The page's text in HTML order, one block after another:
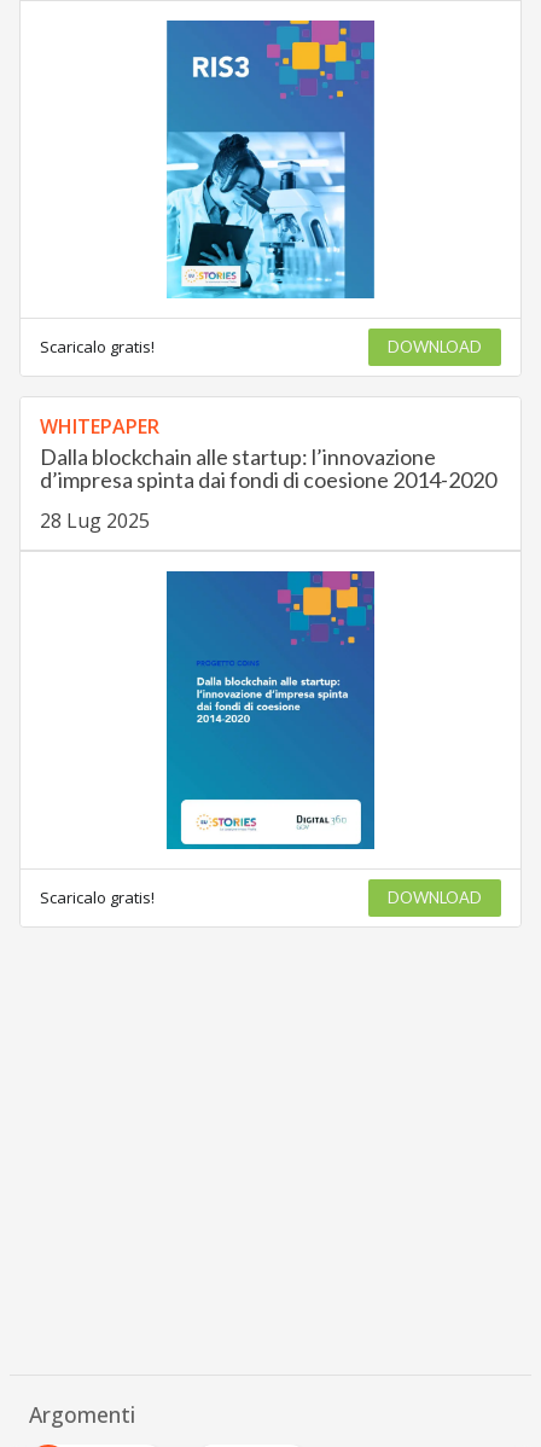
Scaricalo gratis! DOWNLOAD
WHITEPAPER
Dalla blockchain alle startup: l’innovazione
d’impresa spinta dai fondi di coesione 2014-2020
28 Lug 2025
Scaricalo gratis! DOWNLOAD
Argomenti